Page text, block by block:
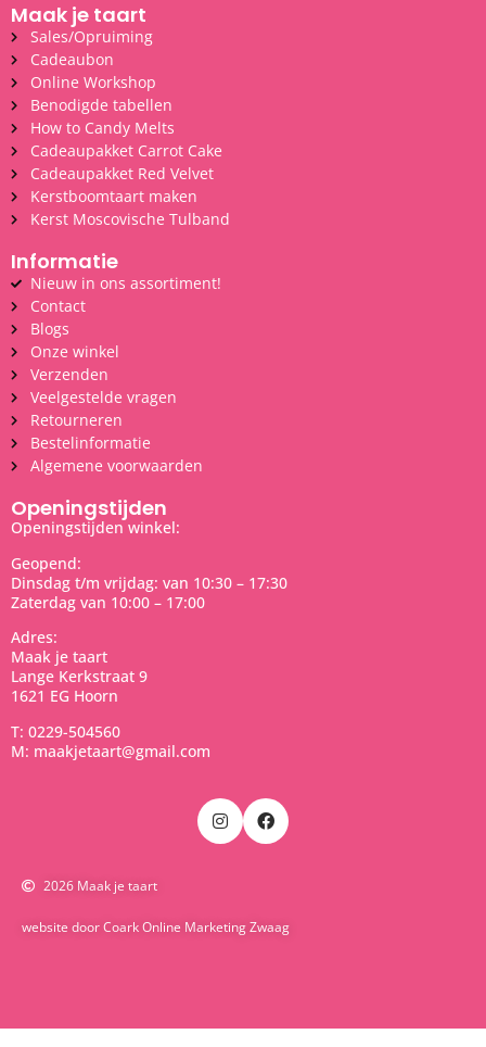
Maak je taart
Sales/Opruiming
Cadeaubon
Online Workshop
Benodigde tabellen
How to Candy Melts
Cadeaupakket Carrot Cake
Cadeaupakket Red Velvet
Kerstboomtaart maken
Kerst Moscovische Tulband
Informatie
Nieuw in ons assortiment!
Contact
Blogs
Onze winkel
Verzenden
Veelgestelde vragen
Retourneren
Bestelinformatie
Algemene voorwaarden
Openingstijden
Openingstijden winkel:
Geopend:
Dinsdag t/m vrijdag: van 10:30 – 17:30
Zaterdag van 10:00 – 17:00
Adres:
Maak je taart
Lange Kerkstraat 9
1621 EG Hoorn
T: 0229-504560
M: maakjetaart@gmail.com
2026 Maak je taart
website door Coark Online Marketing Zwaag